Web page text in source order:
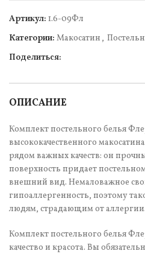
Артикул: 1.6-09Фл
Категории: Макосатин ,
Поделиться:
ОПИСАНИЕ
Комплект постельного белья
высококачественного
рядом важных качеств: он
поверхность придает
внешний вид. Немаловажное
гипоаллергенность, поэтому
людям, страдающим от аллергии.
Комплект постельного белья
качество и красота. Вы